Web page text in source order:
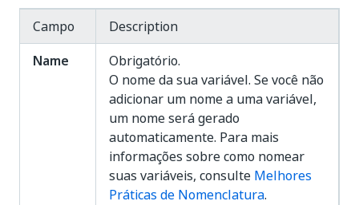
Campo
Description
Name
Obrigatório.
O nome da sua variável. Se você não
adicionar um nome a uma variável,
um nome será gerado
automaticamente. Para mais
informações sobre como nomear
suas variáveis, consulte Melhores
Práticas de Nomenclatura.